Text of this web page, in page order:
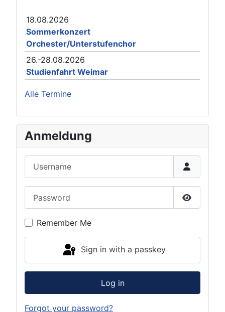
18.08.2026
Sommerkonzert
Orchester/Unterstufenchor
26.-28.08.2026
Studienfahrt Weimar
Alle Termine
Anmeldung
Show
Remember Me
Sign in with a passkey
Log in
Forgot your password?